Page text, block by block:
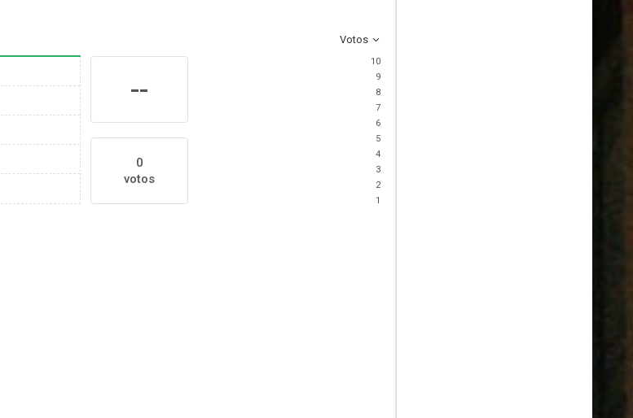
Votos
--
0
votos
10
9
8
7
6
5
4
3
2
1